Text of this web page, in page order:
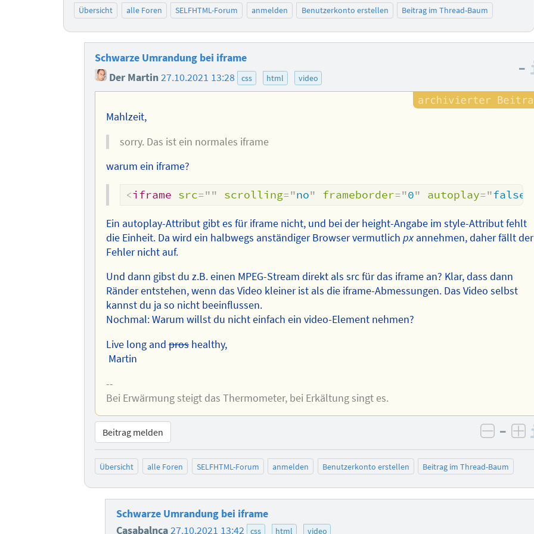
Übersicht alle Foren SELFHTML-Forum anmelden Benutzerkonto erstellen Beitrag im Thread-Baum
Schwarze Umrandung bei iframe
Der Martin27.10.2021 13:28 css html video
–
Mahlzeit,
sorry. Das ist ein normales iframe
warum ein iframe?
<iframe src="" scrolling="no" frameborder="0" autoplay="false
Ein autoplay-Attribut gibt es für iframe nicht, und bei der height-Angabe im style-Attribut fehlt
die Einheit. Da wird ein halbwegs anständiger Browser vermutlich pxannehmen, daher fällt der
Fehler nicht auf.
Und dann gibst du z.B. einen MPEG-Stream direkt als src für das iframe an? Klar, dass dann
Ränder entstehen, wenn das Video kleiner ist als die iframe-Abmessungen. Das Video selbst
kannst du ja so nicht beeinflussen.
Nochmal: Warum willst du nicht einfach ein video-Element nehmen?
Live long and proshealthy,
Martin
--
Bei Erwärmung steigt das Thermometer, bei Erkältung singt es.
Beitrag melden negativ
–
Übersicht alle Foren SELFHTML-Forum anmelden Benutzerkonto erstellen Beitrag im Thread-Baum
Schwarze Umrandung bei iframe
Casabalnca27.10.2021 13:42 css html video